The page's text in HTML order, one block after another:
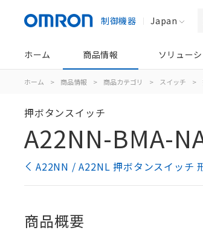
制御機器 Japan
ホーム 商品情報 ソリュー
ホーム > 商品情報 > 商品カテゴリ > スイッチ >
押ボタンスイッチ
A22NN-BMA-
A22NN / A22NL 押ボタンスイッチ
商品概要